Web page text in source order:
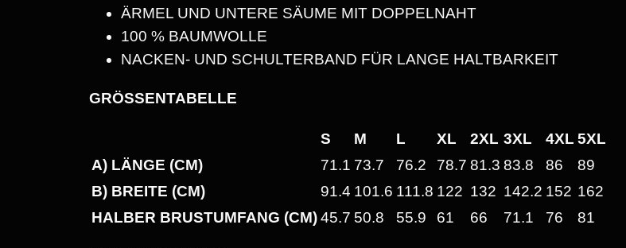
N
I
S
E
ÄRMEL UND UNTERE SÄUME MIT DOPPELNAHT
100 % BAUMWOLLE
NACKEN- UND SCHULTERBAND FÜR LANGE HALTBARKEIT
GRÖSSENTABELLE
S M L XL 2XL 3XL 4XL 5XL
A) LÄNGE (CM)
71.1 73.7 76.2 78.7 81.3 83.8 86
89
B) BREITE (CM)
91.4 101.6 111.8 122 132 142.2 152 162
HALBER BRUSTUMFANG (CM)45.7 50.8 55.9 61 66 71.1 76 81